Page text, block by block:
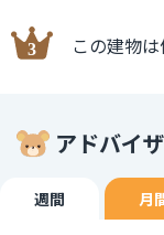
この建物
アドバイ
週間 月